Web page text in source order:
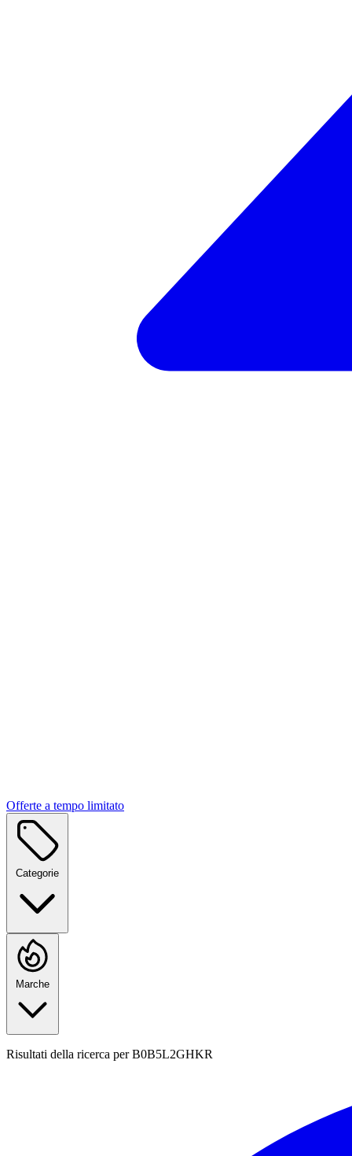
Offerte a tempo limitato
Categorie
Marche
Risultati della ricerca perB0B5L2GHKR